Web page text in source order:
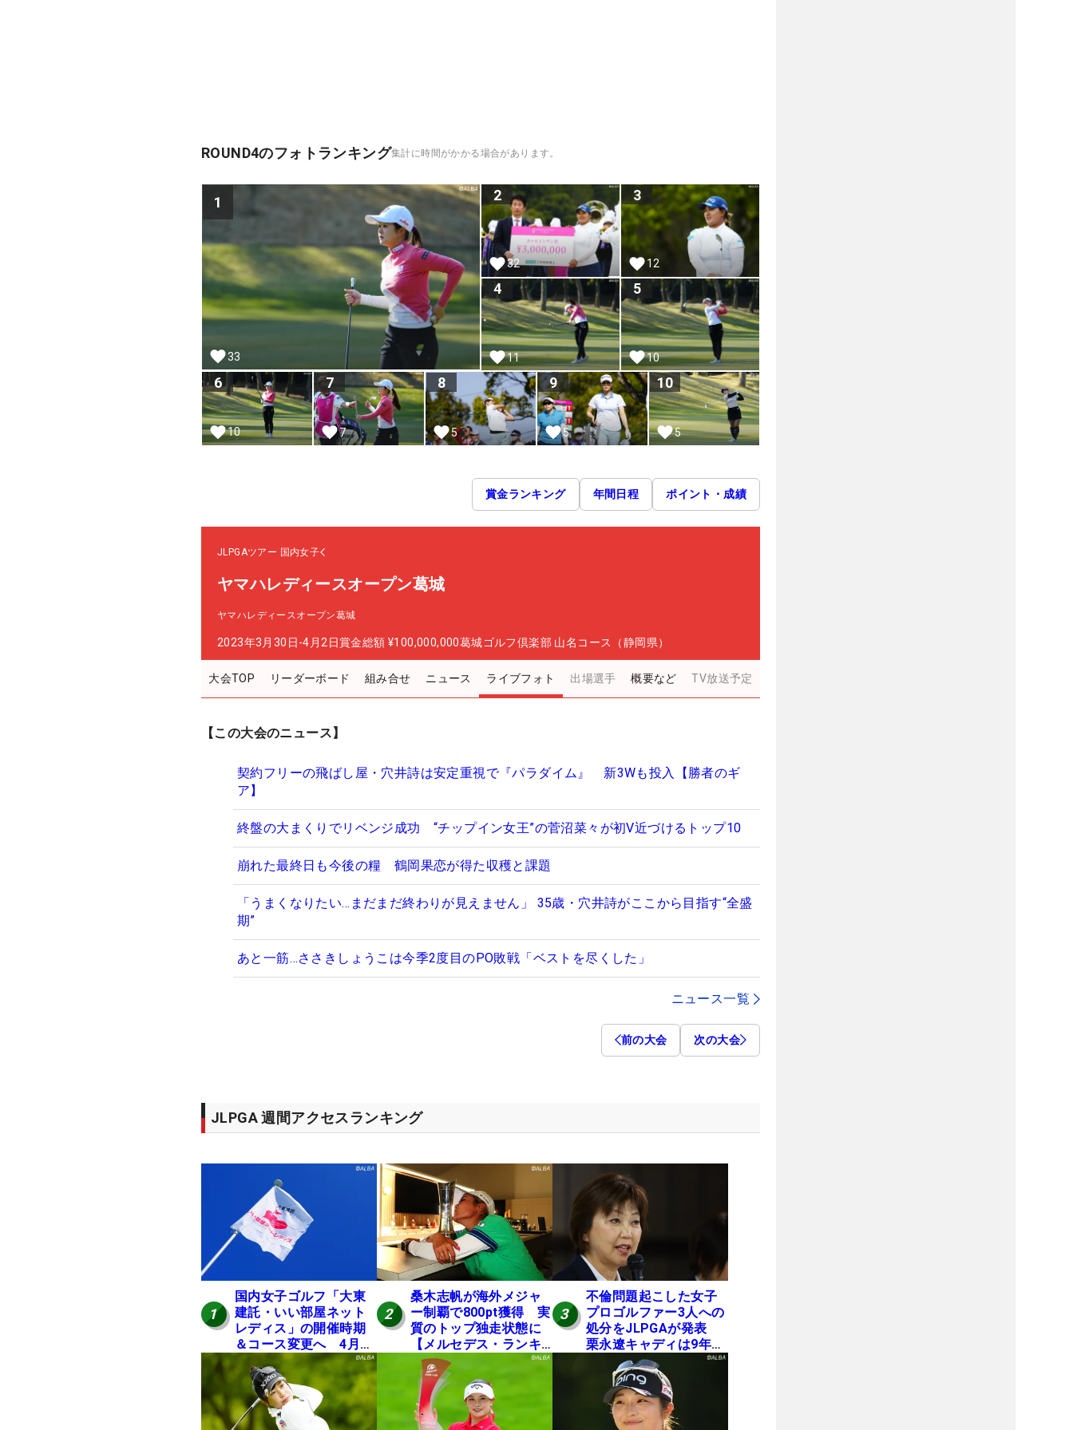
ROUND4のフォトランキング集計に時間がかかる場合があります。
1
33
2
32
3
12
4
11
5
10
6
10
7
7
8
5
9
5
10
5
賞金ランキング 年間日程 ポイント・成績
JLPGAツアー 国内女子
ヤマハレディースオープン葛城
ヤマハレディースオープン葛城
2023年3月30日-4月2日賞金総額 ¥100,000,000葛城ゴルフ倶楽部 山名コース（静岡県）
大会TOP リーダーボード 組み合せ ニュース ライブフォト 出場選手 概要など TV放送予定
【この大会のニュース】
契約フリーの飛ばし屋・穴井詩は安定重視で『パラダイム』 新3Wも投入【勝者のギ
ア】
終盤の大まくりでリベンジ成功 “チップイン女王”の菅沼菜々が初V近づけるトップ10
崩れた最終日も今後の糧 鶴岡果恋が得た収穫と課題
「うまくなりたい…まだまだ終わりが見えません」 35歳・穴井詩がここから目指す“全盛
期”
あと一筋…ささきしょうこは今季2度目のPO敗戦「ベストを尽くした」
ニュース一覧
前の大会 次の大会
JLPGA 週間アクセスランキング
1
国内女子ゴルフ「大東
建託・いい部屋ネット
レディス」の開催時期
＆コース変更へ 4月に
岐阜で開催
2
桑木志帆が海外メジャ
ー制覇で800pt獲得 実
質のトップ独走状態に
【メルセデス・ランキ
ング番外編】
3
不倫問題起こした女子
プロゴルファー3人への
処分をJLPGAが発表
栗永遼キャディは9年間
の立ち入り禁止